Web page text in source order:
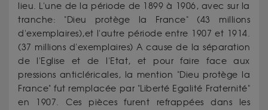
lieu. L'une de la période de 1899 à 1906, avec sur la
tranche: "Dieu protège la France" (43 millions
d'exemplaires),et l'autre période entre 1907 et 1914.
(37 millions d'exemplaires) A cause de la séparation
de l'Eglise et de l'Etat, et pour faire face aux
pressions anticléricales, la mention "Dieu protège la
France" fut remplacée par "Liberté Egalité Fraternité"
en 1907. Ces pièces furent refrappées dans les